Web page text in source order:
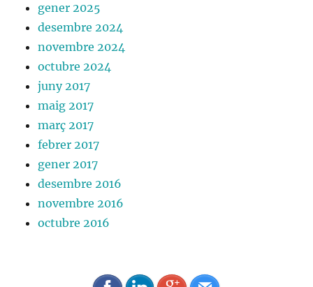
gener 2025
desembre 2024
novembre 2024
octubre 2024
juny 2017
maig 2017
març 2017
febrer 2017
gener 2017
desembre 2016
novembre 2016
octubre 2016